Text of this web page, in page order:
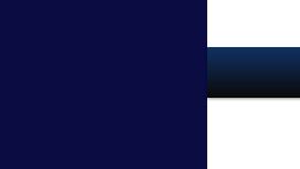
Hauptmenü